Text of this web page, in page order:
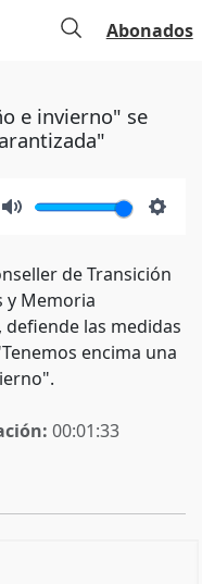
Abonados
e invierno" se
de Transición
y Memoria
defiende las medidas
encima una
00:01:33